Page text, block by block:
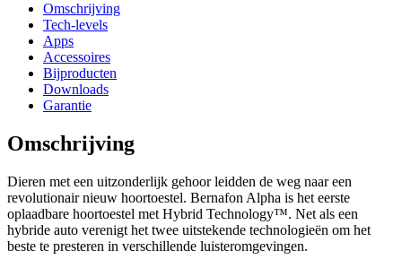
Omschrijving
Tech-levels
Apps
Accessoires
Bijproducten
Downloads
Garantie
Omschrijving
Dieren met een uitzonderlijk gehoor leidden de weg naar een
revolutionair nieuw hoortoestel. Bernafon Alpha is het eerste
oplaadbare hoortoestel met Hybrid Technology™. Net als een
hybride auto verenigt het twee uitstekende technologieën om het
beste te presteren in verschillende luisteromgevingen.